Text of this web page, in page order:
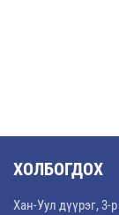
ХОЛБОГДОХ
Хан-Уул дүүрэг,